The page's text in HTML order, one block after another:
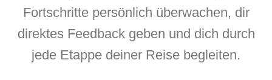
Fortschritte persönlich überwachen, dir
direktes Feedback geben und dich durch
jede Etappe deiner Reise begleiten.